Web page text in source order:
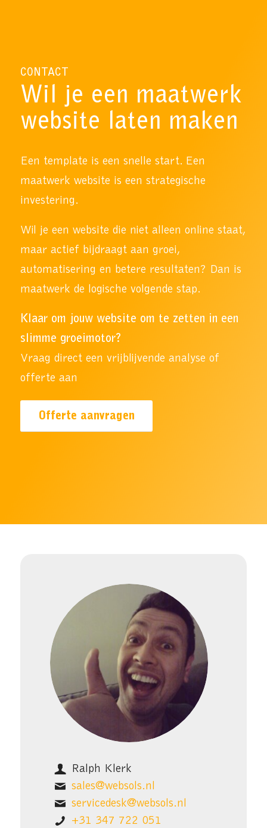
CONTACT
Wil je een maatwerk
website laten maken
Een template is een snelle start. Een
maatwerk website is een strategische
investering.
Wil je een website die niet alleen online staat,
maar actief bijdraagt aan groei,
automatisering en betere resultaten? Dan is
maatwerk de logische volgende stap.
Klaar om jouw website om te zetten in een
slimme groeimotor?
Vraag direct een vrijblijvende analyse of
offerte aan
Offerte aanvragen
Ralph Klerk
sales@websols.nl
servicedesk@websols.nl
+31 347 722 051